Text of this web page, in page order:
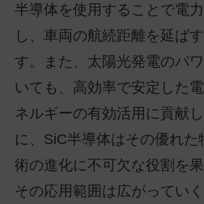
半導体を使用することで電
し、車両の航続距離を延ば
す。また、太陽光発電のパ
いても、高効率で安定した
ネルギーの有効活用に貢献
に、SiC半導体はその優れ
術の進化に不可欠な役割を
その応用範囲は広がってい